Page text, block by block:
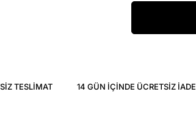
TESLIMAT 14 GÜN IÇINDE ÜCRETSIZ IADE